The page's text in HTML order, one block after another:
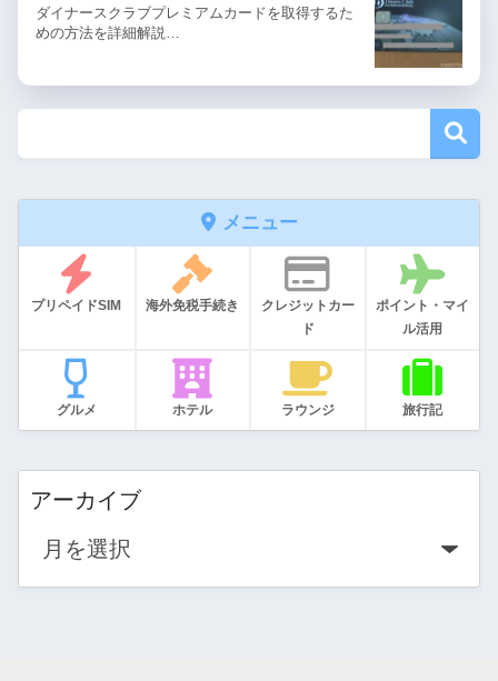
ダイナースクラブプレミアムカードを取得するた
めの方法を詳細解説…
メニュー
プリペイドSIM 海外免税手続き
クレジットカー
ド
ポイント・マイ
ル活用
グルメ ホテル ラウンジ 旅行記
アーカイブ